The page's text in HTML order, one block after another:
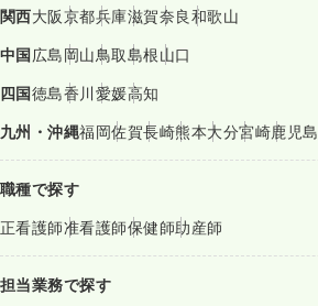
関西大阪京都兵庫滋賀奈良和歌山
中国広島岡山鳥取島根山口
四国徳島香川愛媛高知
九州・沖縄福岡佐賀長崎熊本大分宮崎鹿児島
職種で探す
正看護師准看護師保健師助産師
担当業務で探す